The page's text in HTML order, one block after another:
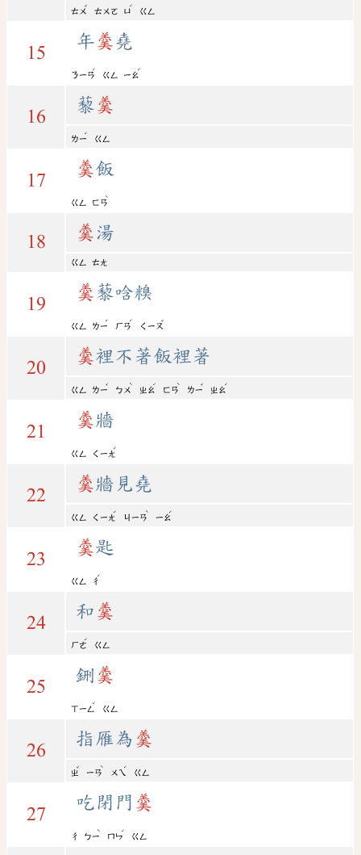
ㄊㄨ
ˇ
ㄊㄨㄛ ㄩ
ˊ
ㄍㄥ
15
年羹堯
ㄋㄧㄢ
ˊ
ㄍㄥ ㄧㄠ
ˊ
16
藜羹
ㄌㄧ
ˊ
ㄍㄥ
17
羹飯
ㄍㄥ ㄈㄢ
ˋ
18 羹 湯
ㄍㄥ ㄊㄤ
19
羹藜唅糗
ㄍㄥ ㄌㄧ
ˊ
ㄏㄢ
ˊ
ㄑㄧㄡ
ˇ
20
羹裡不著飯裡著
ㄍㄥ ㄌㄧ
ˇ
ㄅㄨ
ˋ
ㄓㄠ
ˊ
ㄈㄢ
ˋ
ㄌㄧ
ˇ
ㄓㄠ
ˊ
21
羹牆
ㄍㄥ ㄑㄧㄤ
ˊ
22
羹牆見堯
ㄍㄥ ㄑㄧㄤ
ˊ
ㄐㄧㄢ
ˋ
ㄧㄠ
ˊ
23
羹匙
ㄍㄥ ㄔ
ˊ
24
和 羹
ㄏㄜ
ˊ
ㄍㄥ
25
鉶 羹
ㄒㄧㄥ
ˊ
ㄍㄥ
26
指雁為 羹
ㄓ
ˇ
ㄧㄢ
ˋ
ㄨㄟ
ˊ
ㄍㄥ
27
吃閉門 羹
ㄔ ㄅㄧ
ˋ
ㄇㄣ
ˊ
ㄍㄥ